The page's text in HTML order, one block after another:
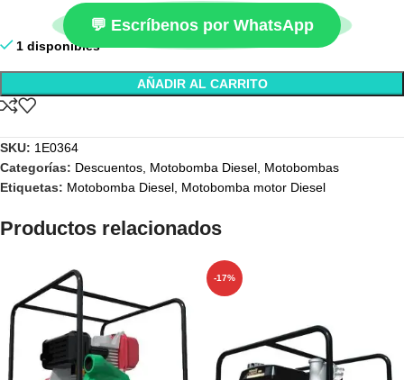
💬 Escríbenos por WhatsApp
1 disponibles
AÑADIR AL CARRITO
SKU: 1E0364
Categorías: Descuentos Motobomba Diesel Motobombas
Etiquetas: Motobomba Diesel Motobomba motor Diesel
Productos relacionados
-17%